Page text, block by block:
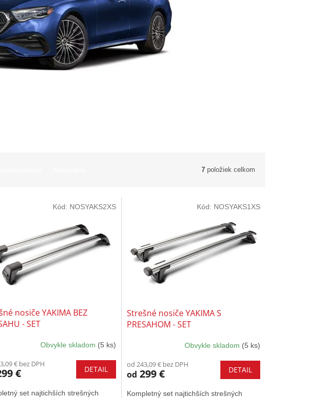
7 položiek celkom
nosiče YAKIMA BEZ
- SET
Obvykle skladom (5 ks)
€ bez DPH
€ DETAIL
set najtichších strešných
Kód: NOSYAKS2XS
Strešné nosiče YAKIMA S
PRESAHOM - SET
Obvykle skladom (5 ks)
od 243,09 € bez DPH
od 299 € DETAIL
Kompletný set najtichších strešných
Kód: NOSYAKS1XS